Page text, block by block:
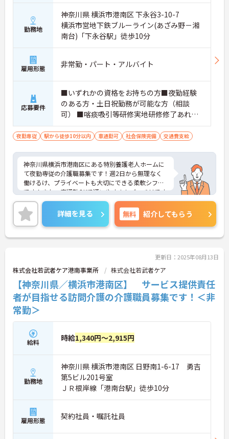
勤務地
神奈川県 横浜市港南区 下永谷3-10-7
横浜市営地下鉄ブルーライン(あざみ野－湘
南台)「下永谷駅」徒歩10分
雇用形態 非常勤・パート・アルバイト
応募要件
■いずれかの資格をお持ちの方■夜勤経験
のある方・土日祝勤務が可能な方（相談
可） ■喀痰吸引等研修実地研修修了あれば
尚可
夜勤専従 駅から徒歩10分以内 車通勤可 社会保険完備 交通費支給
神奈川県横浜市港南区にある特別養護老人ホームに
て夜勤専従の介護職募集です！週2日から無理なく
働けるけ、プライベートも大切にできる柔軟シフト
です！また、車通勤OKで通いやすさもバッチリです
☆ご興味のある方には、面接対策ポイントなど、さ
らに詳細をご案内しますのでお気軽にご相談くださ
い！
詳細を見る 無料 紹介してもらう
更新日：2025年08月13日
株式会社若武者ケア港南事業所 株式会社若武者ケア
【神奈川県／横浜市港南区】 サービス提供責任
者が目指せる訪問介護の介護職員募集です！＜非
常勤＞
給料 時給1,340円～2,915円
勤務地
神奈川県 横浜市港南区 日野南1-6-17 勇吉
第5ビル201号室
ＪＲ根岸線「港南台駅」徒歩10分
雇用形態 契約社員・嘱託社員